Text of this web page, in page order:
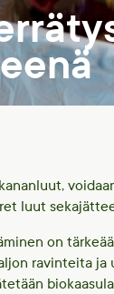
luut
on
ravinteita ja